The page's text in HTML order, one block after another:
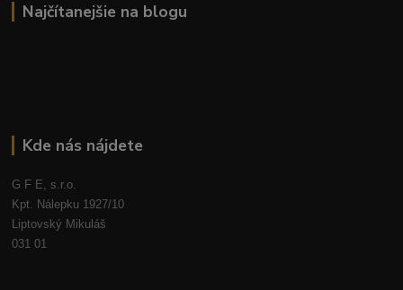
Najčítanejšie na blogu
Kde nás nájdete
G F E, s.r.o.
Kpt. Nálepku 1927/10
Liptovský Mikuláš
031 01